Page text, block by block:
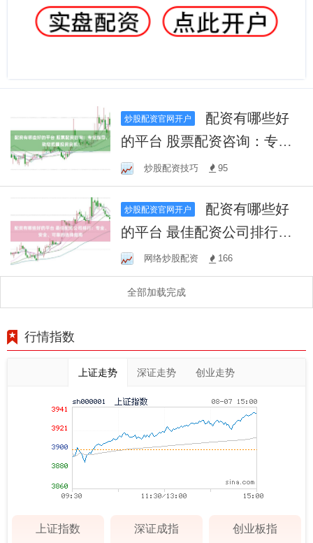
炒股配资官网开户
的平台 股票配资咨询：专业
指导，助您把握投资良机！
炒股配资技巧 95
炒股配资官网开户
的平台 最佳配资公司排行：
专业、安全、可靠的选择指
南
网络炒股配资 166
全部加载完成
行情指数
上证走势 深证走势 创业走势
上证指数 深证成指 创业板指